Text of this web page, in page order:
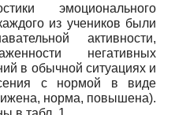
эмоционального
из учеников были
активности,
негативных
в обычной ситуациях и
с нормой в виде
норма, повышена).